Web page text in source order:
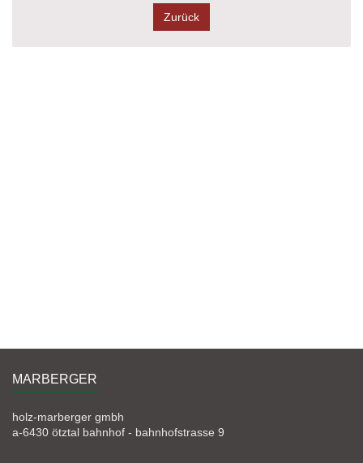
zurück
MARBERGER
holz-marberger gmbh
a-6430 ötztal bahnhof - bahnhofstrasse 9